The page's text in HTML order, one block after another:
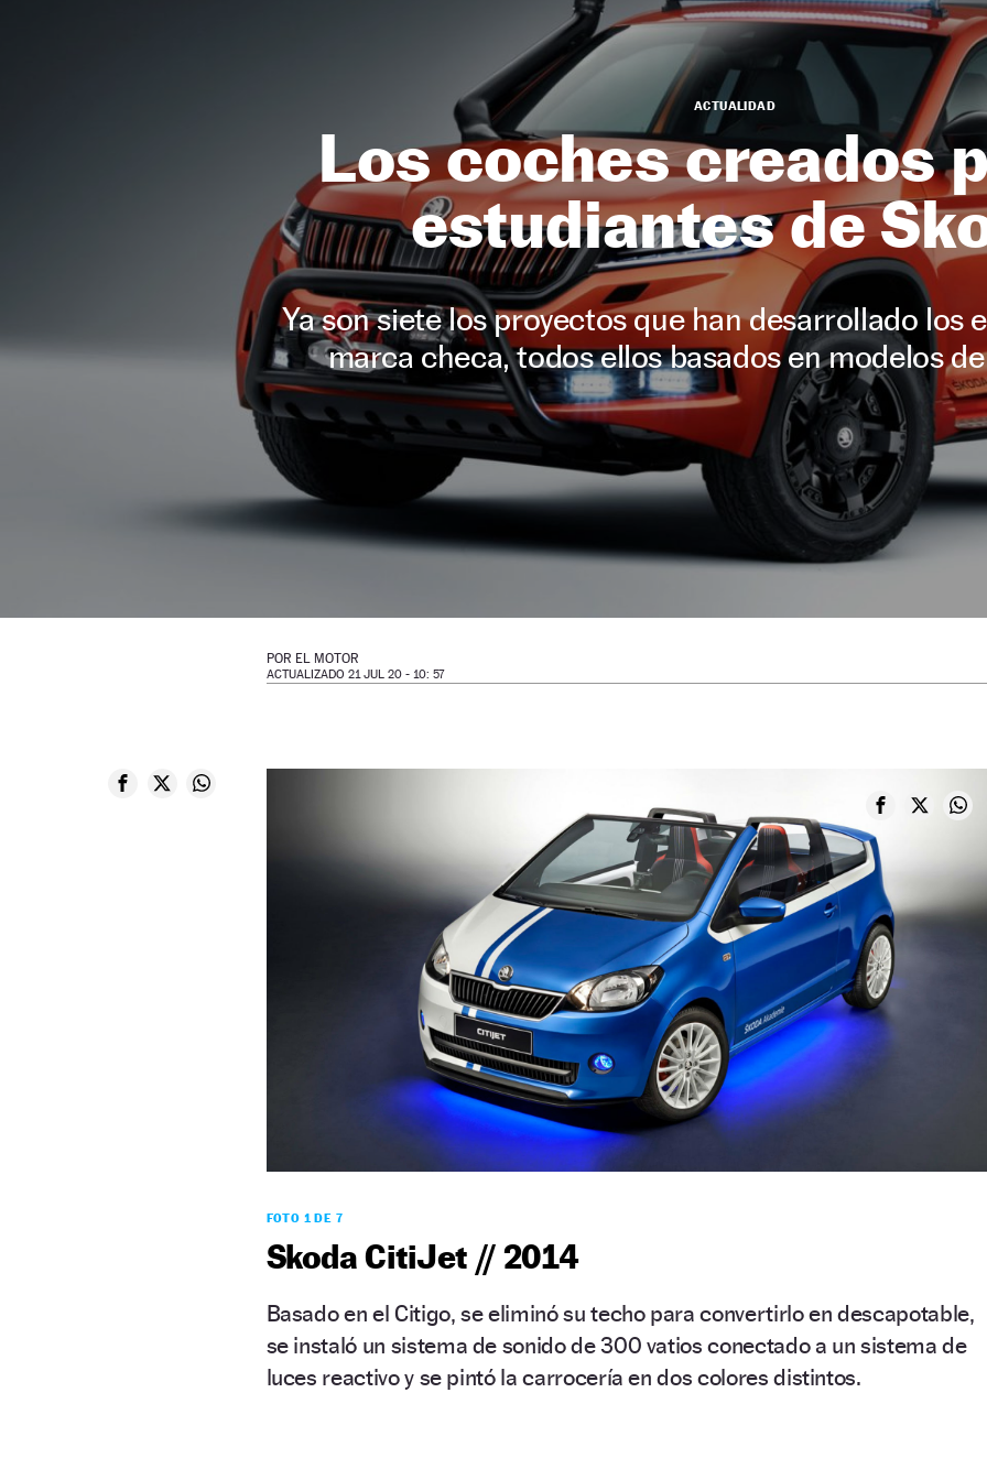
ACTUALIDAD
Los coches creados
estudiantes de
Ya son siete los proyectos que han desarrollado los
marca checa, todos ellos basados en modelos
POR EL MOTOR
ACTUALIZADO 21 JUL 20 - 10: 57
FOTO 1 DE 7
Skoda CitiJet // 2014
Basado en el Citigo, se eliminó su techo para convertirlo en descapotable,
se instaló un sistema de sonido de 300 vatios conectado a un sistema de
luces reactivo y se pintó la carrocería en dos colores distintos.